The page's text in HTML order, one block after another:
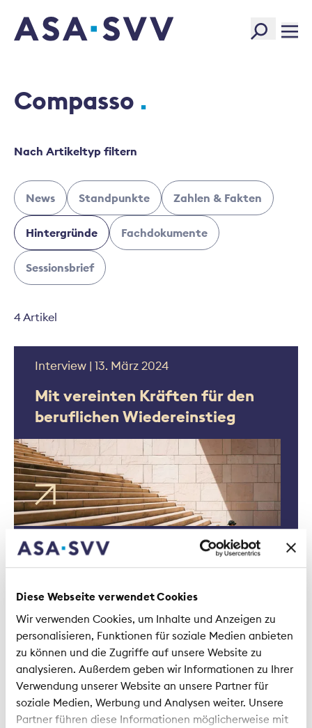
Diese Webseite verwendet Cookies
Wir verwenden Cookies, um Inhalte und Anzeigen zu
personalisieren, Funktionen für soziale Medien anbieten
zu können und die Zugriffe auf unsere Website zu
analysieren. Außerdem geben wir Informationen zu Ihrer
Verwendung unserer Website an unsere Partner für
soziale Medien, Werbung und Analysen weiter. Unsere
Partner führen diese Informationen möglicherweise mit
SVV Logo
Compasso
Nach Artikeltyp filtern
News Standpunkte Zahlen & Fakten
Hintergründe Fachdokumente
Sessionsbrief
4 Artikel
Interview | 13. März 2024
Mit vereinten Kräften für den
beruflichen Wiedereinstieg
Landingpage | 22. September 2023
psychischer Erkrankung -
berufliche Reintegration als
Chance